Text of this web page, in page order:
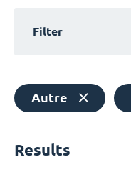
Filter
Autre
Results